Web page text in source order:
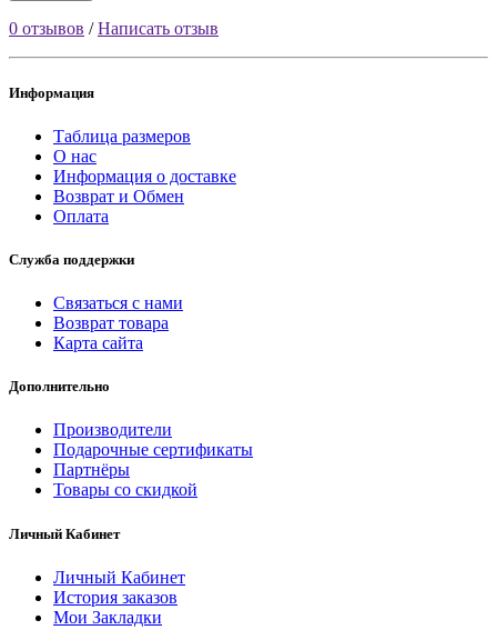
0 отзывов /Написать отзыв
Информация
Таблица размеров
О нас
Информация о доставке
Возврат и Обмен
Оплата
Служба поддержки
Связаться с нами
Возврат товара
Карта сайта
Дополнительно
Производители
Подарочные сертификаты
Партнёры
Товары со скидкой
Личный Кабинет
Личный Кабинет
История заказов
Мои Закладки